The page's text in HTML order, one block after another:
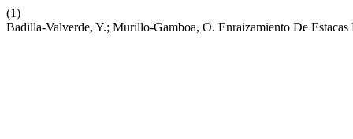
(1)
Badilla-Valverde, Y.; Murillo-Gamboa, O. Enraizamiento De Estacas